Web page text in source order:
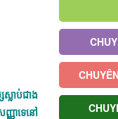
លាប់ជាង
ញាទេនៅ